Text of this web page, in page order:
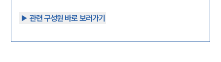
▶︎ 관련 구성원 바로 보러가기